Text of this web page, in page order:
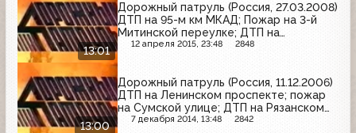
13:01
Дорожный патруль (Россия, 27.03.2008)
ДТП на 95-м км МКАД; Пожар на 3-й
Митинской переулке; ДТП на
Станционной улице
12 апреля 2015, 23:48 2848
13:00
Дорожный патруль (Россия, 11.12.2006)
ДТП на Ленинском проспекте; пожар
на Сумской улице; ДТП на Рязанском
проспекте
7 декабря 2014, 13:48 2842